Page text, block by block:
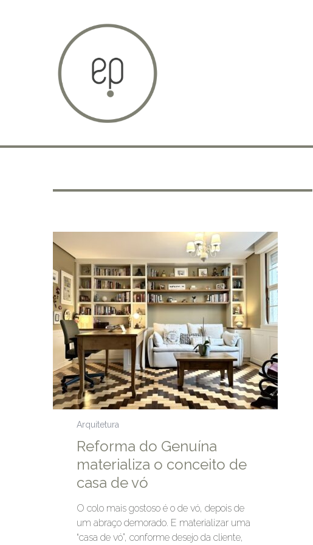
Arquitetura
Reforma do Genuína
materializa o conceito de
casa de vó
O colo mais gostoso é o de vó, depois de
um abraço demorado. E materializar uma
“casa de vó”, conforme desejo da cliente,